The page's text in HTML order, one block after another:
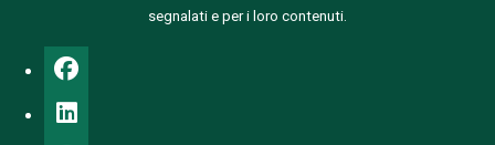
segnalati e per i loro contenuti.